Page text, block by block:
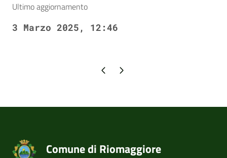
Ultimo aggiornamento
3 Marzo 2025, 12:46
Pagina precedente
Pagina successiva
Comune di Riomaggiore